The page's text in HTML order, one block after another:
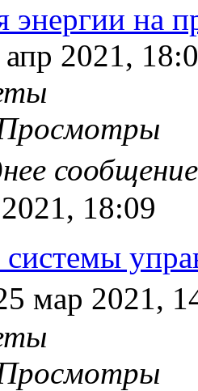
энергии на
2021,
18:09
системы
мар 2021,